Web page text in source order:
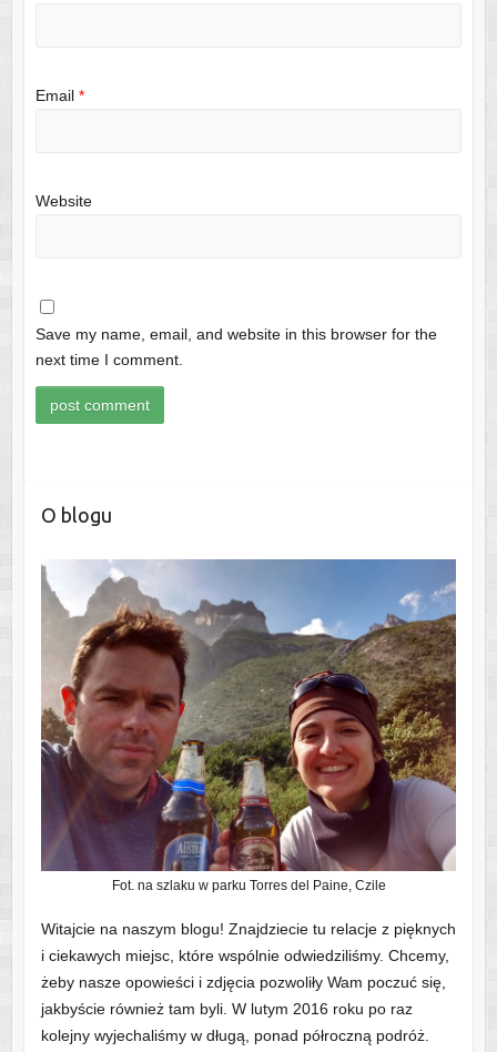
Email *
Website
Save my name, email, and website in this browser for the
next time I comment.
O blogu
Fot. na szlaku w parku Torres del Paine, Czile
Witajcie na naszym blogu! Znajdziecie tu relacje z pięknych
i ciekawych miejsc, które wspólnie odwiedziliśmy. Chcemy,
żeby nasze opowieści i zdjęcia pozwoliły Wam poczuć się,
jakbyście również tam byli. W lutym 2016 roku po raz
kolejny wyjechaliśmy w długą, ponad półroczną podróż.